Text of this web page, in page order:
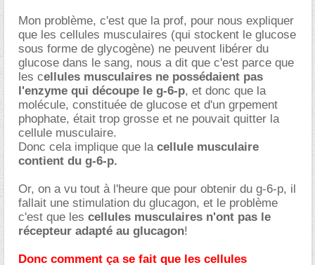
Mon problème, c'est que la prof, pour nous expliquer
que les cellules musculaires (qui stockent le glucose
sous forme de glycogène) ne peuvent libérer du
glucose dans le sang, nous a dit que c'est parce que
les cellules musculaires ne possédaient pas
l'enzyme qui découpe le g-6-p, et donc que la
molécule, constituée de glucose et d'un grpement
phophate, était trop grosse et ne pouvait quitter la
cellule musculaire.
Donc cela implique que la cellule musculaire
contient du g-6-p.
Or, on a vu tout à l'heure que pour obtenir du g-6-p, il
fallait une stimulation du glucagon, et le problème
c'est que les cellules musculaires n'ont pas le
récepteur adapté au glucagon!
Donc comment ça se fait que les cellules